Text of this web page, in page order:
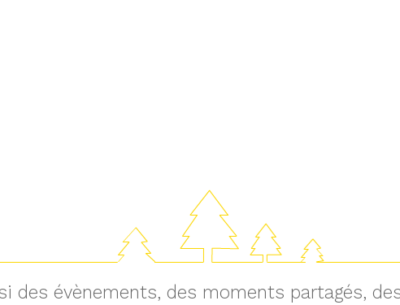
des évènements, des moments partagés,